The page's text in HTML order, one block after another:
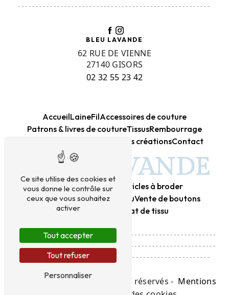
------------------------------------------------------
BLEU LAVANDE
62 RUE DE VIENNE
27140 GISORS
02 32 55 23 42
AccueilLaineFilAccessoires de couture
Patrons & livres de coutureTissusRembourrage
Mes créationsContact
BLEU LAVANDE
MercerieLaine Tissu
Articles à broder
Vente de laineVente de tissuVente de boutons
Achat de laine
Achat de tissu
---------------------------------------------------------
---------------------------------------------------------
------------------------------------------------------
Vistalid- 2026 - Tous droits réservés - Mentions
Ce site utilise des cookies et
vous donne le contrôle sur
ceux que vous souhaitez
activer
Tout accepter
Tout refuser
Personnaliser